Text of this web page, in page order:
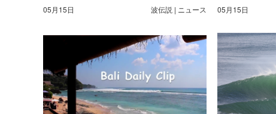
05月15日 波伝説 | ニュース 05月15日